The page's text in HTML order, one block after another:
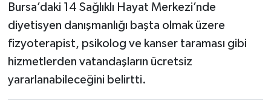
Bursa’daki 14 Sağlıklı Hayat Merkezi’nde
diyetisyen danışmanlığı başta olmak üzere
fizyoterapist, psikolog ve kanser taraması gibi
hizmetlerden vatandaşların ücretsiz
yararlanabileceğini belirtti.